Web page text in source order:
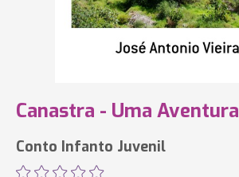
Canastra - Uma Aventura
Conto Infanto Juvenil